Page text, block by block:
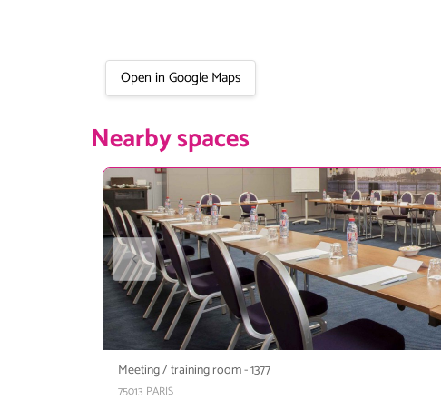
Open in Google Maps
Nearby spaces
Meeting / training room-1377
75013 PARIS